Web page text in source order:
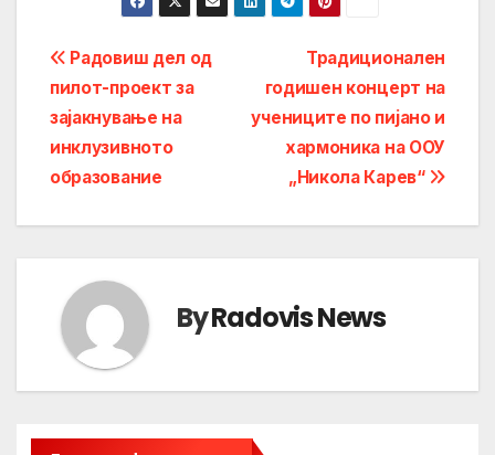
Post
navigation
Традиционален
годишен концерт на
учениците по пијано и
хармоника на ООУ
„Никола Карев“
Радовиш дел од
пилот-проект за
зајакнување на
инклузивното
образование
ByRadovis News